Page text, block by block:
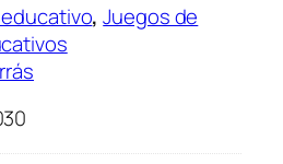
, Juegos de